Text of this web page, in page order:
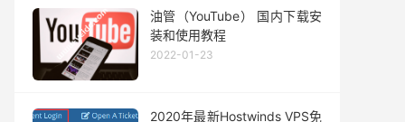
油管（YouTube） 国内下载安
装和使用教程
2022-01-23
2020年最新Hostwinds VPS免